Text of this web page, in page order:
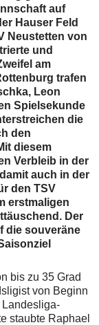
auf
Hauser Feld
Neustetten von
und
am
trafen
Leon
Spielsekunde
die
den
diesem
Verbleib in der
auch in der
den TSV
erstmaligen
Der
die souveräne
bis zu 35 Grad
von Beginn
staubte Raphael